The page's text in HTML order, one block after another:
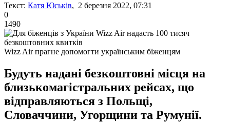
Текст: Катя Юськів, 2 березня 2022, 07:31
0
1490
Wizz Air прагне допомогти українським біженцям
Будуть надані безкоштовні місця на
близькомагістральних рейсах, що
відправляються з Польщі,
Словаччини, Угорщини та Румунії.